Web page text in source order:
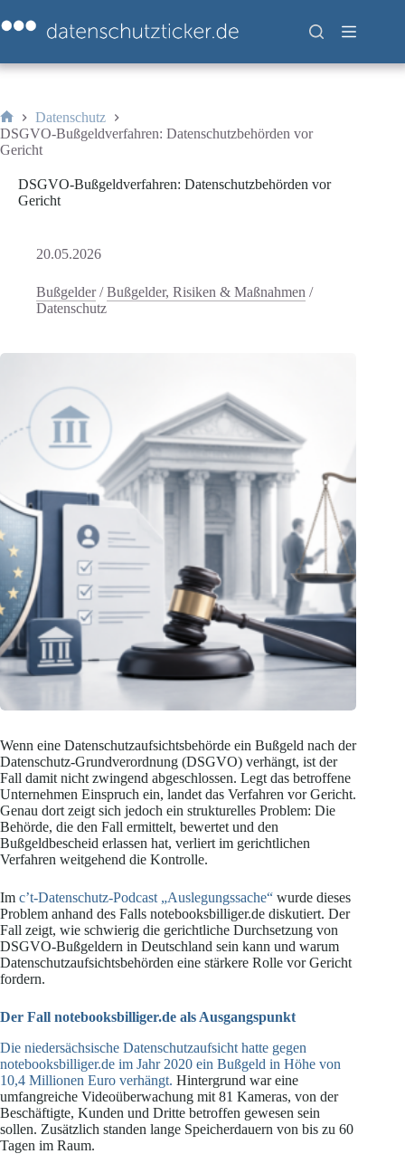
Inhalt
springen
Start
Datenschutz
DSGVO-Bußgeldverfahren: Datenschutzbehörden vor
Gericht
DSGVO-Bußgeldverfahren: Datenschutzbehörden vor
Gericht
20.05.2026
Bußgelder/Bußgelder, Risiken & Maßnahmen /
Datenschutz
Wenn eine Datenschutzaufsichtsbehörde ein Bußgeld nach der
Datenschutz-Grundverordnung (DSGVO) verhängt, ist der
Fall damit nicht zwingend abgeschlossen. Legt das betroffene
Unternehmen Einspruch ein, landet das Verfahren vor Gericht.
Genau dort zeigt sich jedoch ein strukturelles Problem: Die
Behörde, die den Fall ermittelt, bewertet und den
Bußgeldbescheid erlassen hat, verliert im gerichtlichen
Verfahren weitgehend die Kontrolle.
Im c’t-Datenschutz-Podcast „Auslegungssache“ wurde dieses
Problem anhand des Falls notebooksbilliger.de diskutiert. Der
Fall zeigt, wie schwierig die gerichtliche Durchsetzung von
DSGVO-Bußgeldern in Deutschland sein kann und warum
Datenschutzaufsichtsbehörden eine stärkere Rolle vor Gericht
fordern.
Der Fall notebooksbilliger.de als Ausgangspunkt
Die niedersächsische Datenschutzaufsicht hatte gegen
notebooksbilliger.de im Jahr 2020 ein Bußgeld in Höhe von
10,4 Millionen Euro verhängt. Hintergrund war eine
umfangreiche Videoüberwachung mit 81 Kameras, von der
Beschäftigte, Kunden und Dritte betroffen gewesen sein
sollen. Zusätzlich standen lange Speicherdauern von bis zu 60
Tagen im Raum.